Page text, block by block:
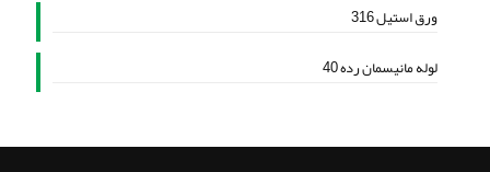
ورق استیل 316
لوله مانیسمان رده 40